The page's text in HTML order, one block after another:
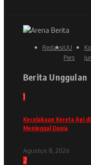
RedaksiUU
Pers
Berita Unggulan
1
Kecelakaan Kereta Api
Meninggal Dunia
Agustus 8, 2026
2